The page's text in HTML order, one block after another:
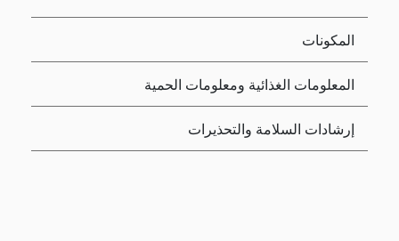
المكونات
المعلومات الغذائية ومعلومات الحمية
إرشادات السلامة والتحذيرات